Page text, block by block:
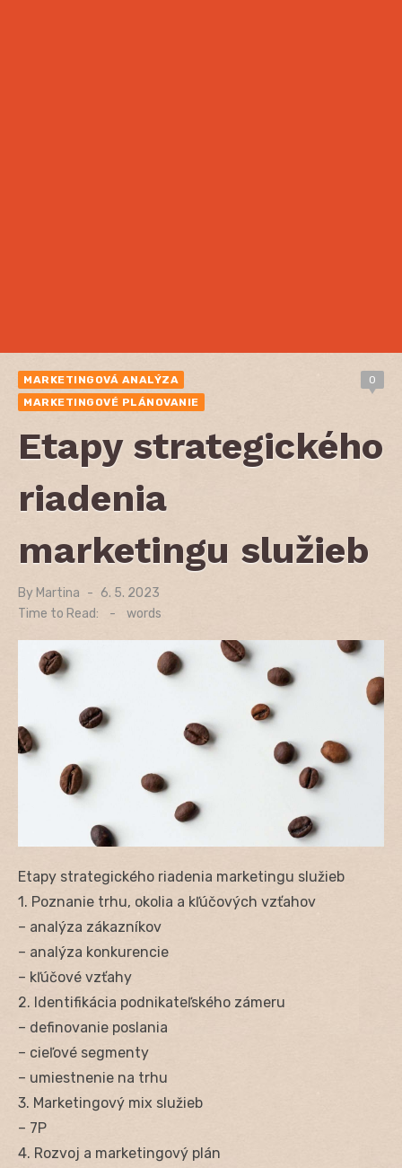
MARKETINGOVÁ ANALÝZA
MARKETINGOVÉ PLÁNOVANIE
0
Etapy strategického
riadenia
marketingu služieb
By Martina
Posted
6. 5. 2023
Time to Read:
- words
Etapy strategického riadenia marketingu služieb
1. Poznanie trhu, okolia a kľúčových vzťahov
– analýza zákazníkov
– analýza konkurencie
– kľúčové vzťahy
2. Identifikácia podnikateľského zámeru
– definovanie poslania
– cieľové segmenty
– umiestnenie na trhu
3. Marketingový mix služieb
– 7P
4. Rozvoj a marketingový plán